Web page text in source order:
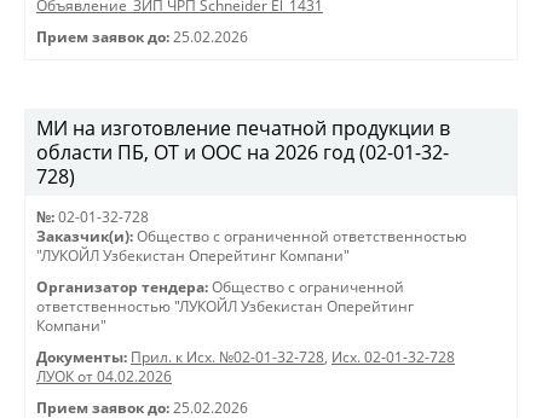
Объявление_ЗИП ЧРП Schneider El_1431
Прием заявок до: 25.02.2026
МИ на изготовление печатной продукции в
области ПБ, ОТ и ООС на 2026 год (02-01-32-
728)
№: 02-01-32-728
Заказчик(и): Общество с ограниченной ответственностью
"ЛУКОЙЛ Узбекистан Оперейтинг Компани"
Организатор тендера: Общество с ограниченной
ответственностью "ЛУКОЙЛ Узбекистан Оперейтинг
Компани"
Документы: Прил. к Исх. №02-01-32-728, Исх. 02-01-32-728
ЛУОК от 04.02.2026
Прием заявок до: 25.02.2026